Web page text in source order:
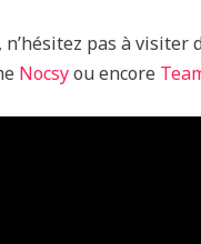
, n’hésitez pas à visiter
Nocsyou encore